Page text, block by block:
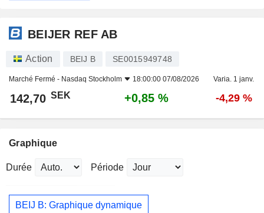
BEIJER REF AB
Action BEIJ B SE0015949748
Marché Fermé - Nasdaq Stockholm 18:00:00 07/08/2026 Varia. 1 janv.
142,70 SEK +0,85 % -4,29 %
Graphique
Durée Période
BEIJ B: Graphique dynamique